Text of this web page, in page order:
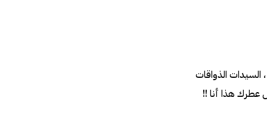
الذواقات
عطرك هذا أنا !!